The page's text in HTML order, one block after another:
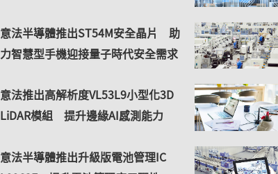
意法半導體推出ST54M安全晶片 助
力智慧型手機迎接量子時代安全需求
意法推出高解析度VL53L9小型化3D
LiDAR模組 提升邊緣AI感測能力
意法半導體推出升級版電池管理IC